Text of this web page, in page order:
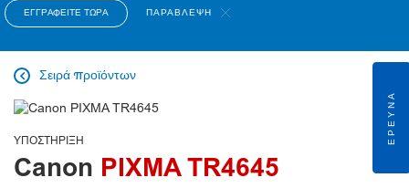
ΕΓΓΡΑΦΕΊΤΕ ΤΏΡΑ ΠΑΡΆΒΛΕΨΗ
Σειρά προϊόντων

ΥΠΟΣΤΉΡΙΞΗ
Canon PIXMA TR4645
ΈΡΕΥΝΑ